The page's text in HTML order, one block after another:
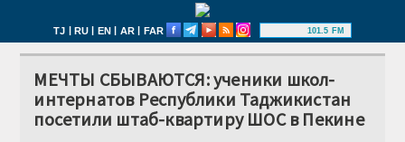
TJ | RU | EN | AR | FAR 101.5 FM
МЕЧТЫ СБЫВАЮТСЯ: ученики школ-
интернатов Республики Таджикистан
посетили штаб-квартиру ШОС в Пекине